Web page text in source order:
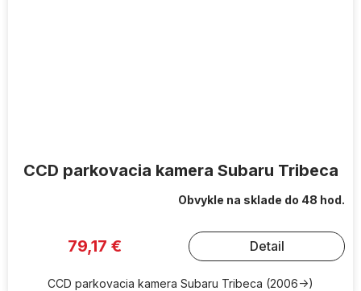
CCD parkovacia kamera Subaru Tribeca
Obvykle na sklade do 48 hod.
79,17 € Detail
CCD parkovacia kamera Subaru Tribeca (2006->)